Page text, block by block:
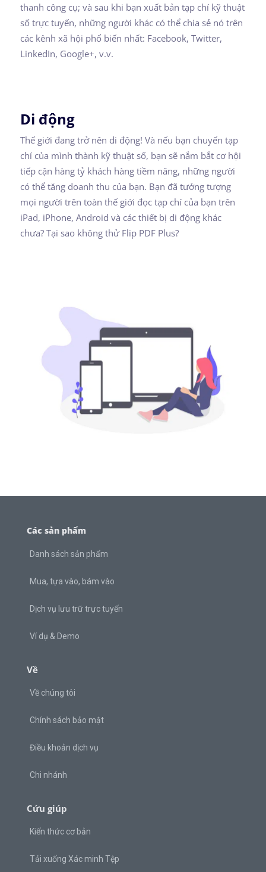
thanh công cụ; và sau khi bạn xuất bản tạp chí kỹ thuật
số trực tuyến, những người khác có thể chia sẻ nó trên
các kênh xã hội phổ biến nhất: Facebook, Twitter,
LinkedIn, Google+, v.v.
Di động
Thế giới đang trở nên di động! Và nếu bạn chuyển tạp
chí của mình thành kỹ thuật số, bạn sẽ nắm bắt cơ hội
tiếp cận hàng tỷ khách hàng tiềm năng, những người
có thể tăng doanh thu của bạn. Bạn đã tưởng tượng
mọi người trên toàn thế giới đọc tạp chí của bạn trên
iPad, iPhone, Android và các thiết bị di động khác
chưa? Tại sao không thử Flip PDF Plus?
Các sản phẩm
Danh sách sản phẩm
Mua, tựa vào, bám vào
Dịch vụ lưu trữ trực tuyến
Ví dụ & Demo
Về
Về chúng tôi
Chính sách bảo mật
Điều khoản dịch vụ
Chi nhánh
Cứu giúp
Kiến thức cơ bản
Tải xuống Xác minh Tệp